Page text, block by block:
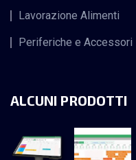
Lavorazione Alimenti
Periferiche e Accessori
ALCUNI PRODOTTI